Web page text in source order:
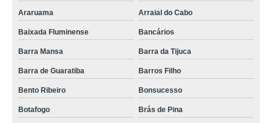
Araruama Arraial do Cabo
Baixada Fluminense Bancários
Barra Mansa Barra da Tijuca
Barra de Guaratiba Barros Filho
Bento Ribeiro Bonsucesso
Botafogo Brás de Pina